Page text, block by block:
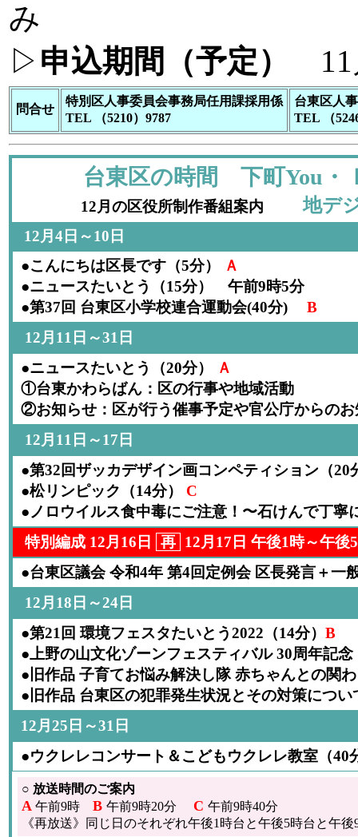
み
▷ 申込期間（予定） 11
問合せ
特別区人事委員会事務局任用課採用係
TEL （5210）9787
台東区人
TEL （
台東区の時間 下町You・
12月の区役所制作番組案内 地デ
12月4日～10日
●こんにちは区長です（5分）
Ａ
●ニュースたいとう（15分） 午前9時5分
●第37回 台東区小学校連合運動会(40分) B
12月11日～31日
●ニュースたいとう（20分）
Ａ
①台東かわらばん：区の行事や地域活動
②お知らせ：区が行う催事予定や官公庁からのお
12月11日～17日
●第32回ザッカデザイン画コンペティション（20
●松リンピック（14分） C
●ノロウイルス食中毒にご注意！〜石けんで丁寧
特別編成 12月16日
再 12月17日 午後1時～午後
●台東区議会 令和4年 第4回定例会 区長発言＋一
12月18日～24日
●第21回 環境フェスタたいとう2022（14分） B
●上野の山文化ゾーンフェスティバル 30周年記
●旧作品 子育てお悩み解決し隊 赤ちゃんとの関
●旧作品 台東区の犯罪発生状況とその対策につい
12月25日～31日
●ウクレレコンサート＆こどもウクレレ教室（40
○ 放送時間のご案内
A 午前9時 B 午前9時20分 C 午前9時40分
《再放送》同じ日のそれぞれ午後1時台と午後5時台と午後